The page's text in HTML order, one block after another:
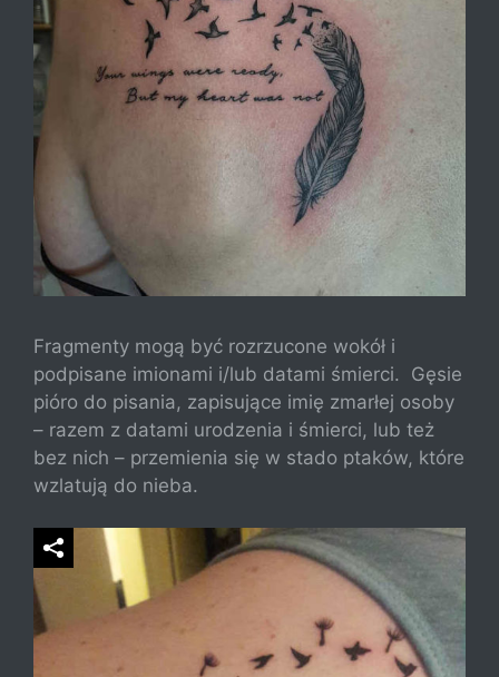
Fragmenty mogą być rozrzucone wokół i
podpisane imionami i/lub datami śmierci. Gęsie
pióro do pisania, zapisujące imię zmarłej osoby
– razem z datami urodzenia i śmierci, lub też
bez nich – przemienia się w stado ptaków, które
wzlatują do nieba.